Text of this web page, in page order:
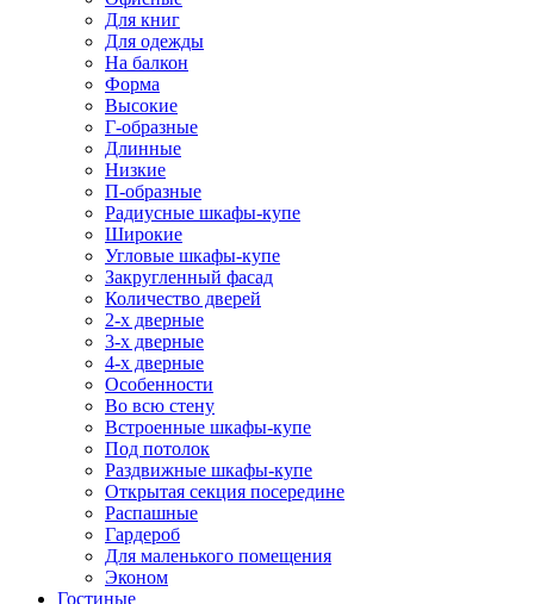
Для книг
Для одежды
На балкон
Форма
Высокие
Г-образные
Длинные
Низкие
П-образные
Радиусные шкафы-купе
Широкие
Угловые шкафы-купе
Закругленный фасад
Количество дверей
2-х дверные
3-х дверные
4-х дверные
Особенности
Во всю стену
Встроенные шкафы-купе
Под потолок
Раздвижные шкафы-купе
Открытая секция посередине
Распашные
Гардероб
Для маленького помещения
Эконом
Гостиные